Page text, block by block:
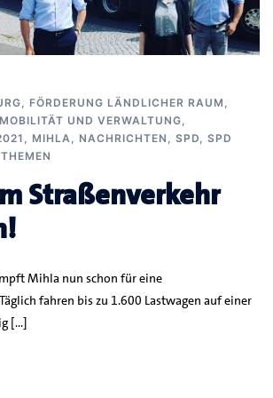
FÖRDERUNG LÄNDLICHER RAUM
UND VERWALTUNG
MIHLA NACHRICHTEN SPD
SPD
THEMEN
Straßenverkehr
Mihla nun schon für eine
fahren bis zu 1.600 Lastwagen auf einer
[…]